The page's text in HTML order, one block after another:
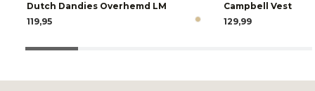
Dutch Dandies Overhemd LM
119,95
Campbell Vest
129,99